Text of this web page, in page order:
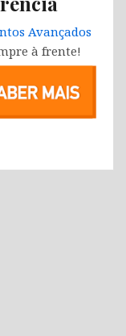
Avançados
à frente!